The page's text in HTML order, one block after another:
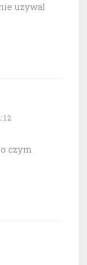
uzywal
czym